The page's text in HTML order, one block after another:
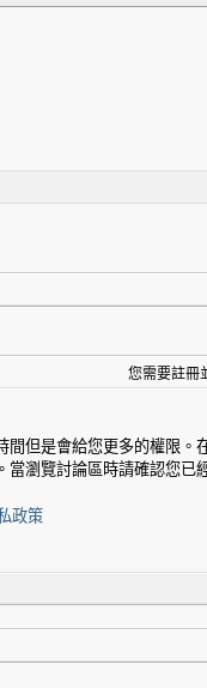
您需要註冊
間但是會給您更多的權限。
當瀏覽討論區時請確認您已
政策